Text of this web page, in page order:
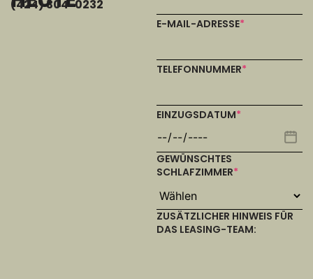
(424) 304-0232
E-MAIL-ADRESSE*
TELEFONNUMMER*
EINZUGSDATUM*
GEWÜNSCHTES
SCHLAFZIMMER*
ZUSÄTZLICHER HINWEIS FÜR
DAS LEASING-TEAM: